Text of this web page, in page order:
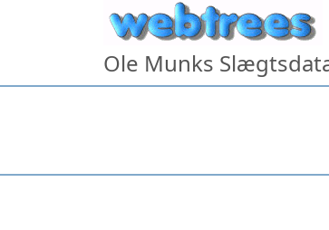
Hop til indhold
Ole Munks